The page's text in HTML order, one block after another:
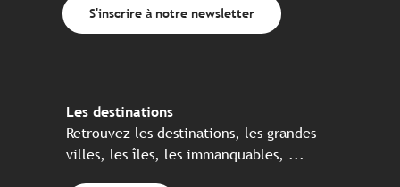
S'inscrire à notre newsletter
Les destinations
Retrouvez les destinations, les grandes
villes, les îles, les immanquables, ...